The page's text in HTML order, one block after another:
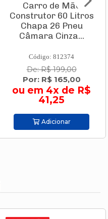
Aspirador de Pó
Vertical Vcl 1 Stick
1000w 220v
11982210 Ka...
Código: 835935
De: R$ 231,10
Por: R$ 179,00
ou em 4x de R$
44,75
Adicionar